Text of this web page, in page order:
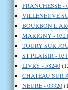
FRANCHESSE -
VILLENEUVE
BOURBON L
MARIGNY -
TOURY SUR
ST PLAISIR -
LIVRY - 58240
CHATEAU SUR
NEURE - 03320